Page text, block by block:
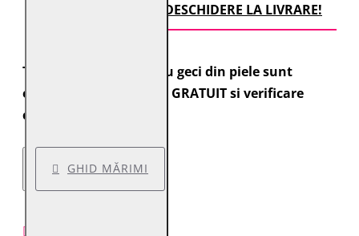
TRANSPORT CU DESCHIDERE LA LIVRARE!
Toate comenzile pentru geci din piele sunt
expediate cu transport GRATUIT si verificare
colet.
GHID MĂRIMI